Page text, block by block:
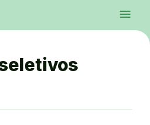
menu